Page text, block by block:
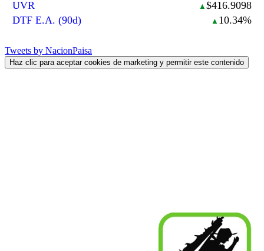
UVR
▲ $416.9098
DTF E.A. (90d)
▲ 10.34%
Tweets by NacionPaisa
Haz clic para aceptar cookies de marketing y permitir este contenido